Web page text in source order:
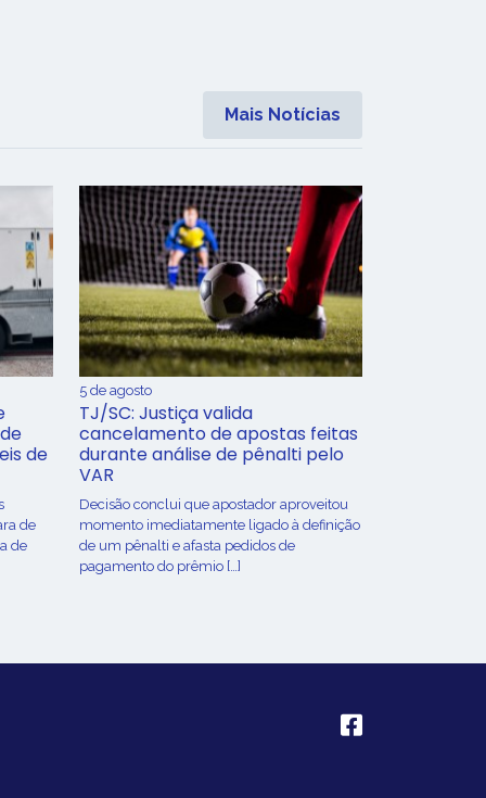
Mais Notícias
de
de
de
5 de agosto
TJ/SC: Justiça valida
cancelamento de apostas feitas
durante análise de pênalti pelo
VAR
Decisão conclui que apostador aproveitou
momento imediatamente ligado à definição
de um pênalti e afasta pedidos de
pagamento do prêmio […]